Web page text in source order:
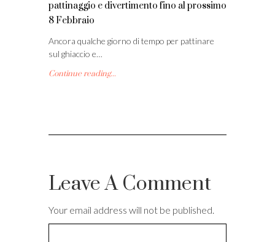
pattinaggio e divertimento fino al prossimo
8 Febbraio
Ancora qualche giorno di tempo per pattinare
sul ghiaccio e…
Continue reading...
Leave A Comment
Your email address will not be published.